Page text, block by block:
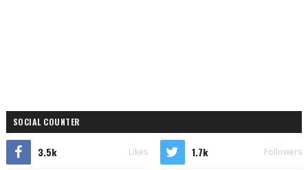
SOCIAL COUNTER
3.5k Likes 1.7k Followers